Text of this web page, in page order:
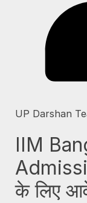
UP Darshan
IIM
के लिए